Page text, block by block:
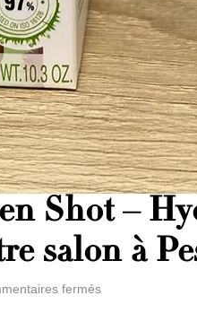
Shot –
salon à
fermés